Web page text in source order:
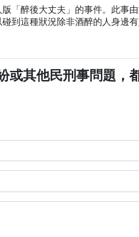
「醉後大丈夫」的事件。此事
到這種狀況除非酒醉的人身邊有
或其他民刑事問題，